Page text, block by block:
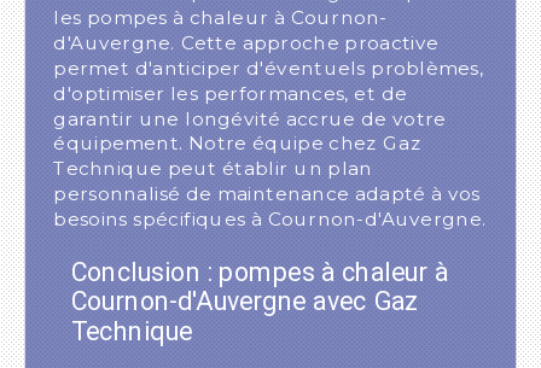
les pompes à chaleur à Cournon-
d'Auvergne. Cette approche proactive
permet d'anticiper d'éventuels problèmes,
d'optimiser les performances, et de
garantir une longévité accrue de votre
équipement. Notre équipe chez Gaz
Technique peut établir un plan
personnalisé de maintenance adapté à vos
besoins spécifiques à Cournon-d'Auvergne.
Conclusion : pompes à chaleur à
Cournon-d'Auvergne avec Gaz
Technique